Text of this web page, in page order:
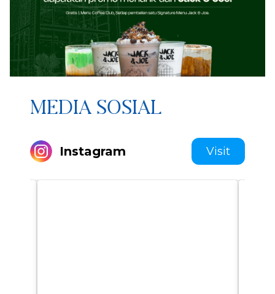
MEDIA SOSIAL
Instagram Visit